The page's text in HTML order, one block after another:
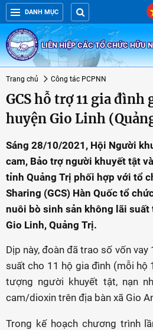
DANH MỤC
LIÊN HIỆP CÁC TỔ CHỨC HỮU
Trang chủ Công tác PCPNN
GCS hỗ trợ 11 gia
huyện Gio Linh
Sáng 28/10/2021, Hội Người
cam, Bảo trợ người khuyết tật
tỉnh Quảng Trị phối hợp với tổ
Sharing (GCS) Hàn Quốc tổ
nuôi bò sinh sản không lãi suất
Gio Linh, Quảng Trị.
Dịp này, đoàn đã trao số vốn
suất cho 11 hộ gia đình (mỗi hộ
tượng người khuyết tật, nạn
cam/dioxin trên địa bàn xã Gio
Trong kế hoạch chương trình